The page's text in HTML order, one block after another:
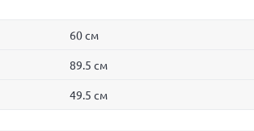
60 см
89.5 см
49.5 см